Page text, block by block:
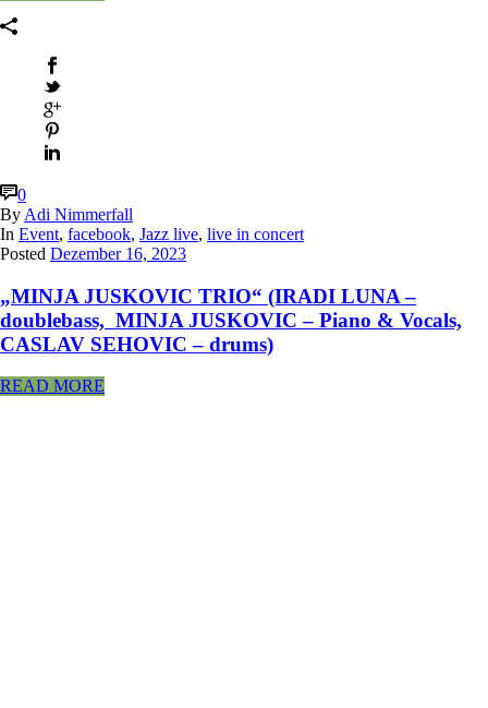
0
By Adi Nimmerfall
In Event, facebook, Jazz live, live in concert
Posted Dezember 16, 2023
„MINJA JUSKOVIC TRIO“ (IRADI LUNA –
doublebass, MINJA JUSKOVIC – Piano & Vocals,
CASLAV SEHOVIC – drums)
READ MORE